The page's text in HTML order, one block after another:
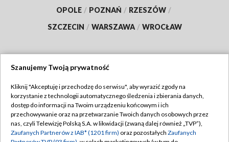
OPOLE / POZNAŃ / RZESZÓW /
SZCZECIN / WARSZAWA / WROCŁAW
TVP
Abonament TVP
Emisja w TVP
Regulamin TVP
Polityka prywatności
Szanujemy Twoją prywatność
Kliknij "Akceptuję i przechodzę do serwisu", aby wyrazić zgody na
korzystanie z technologii automatycznego śledzenia i zbierania danych,
dostęp do informacji na Twoim urządzeniu końcowym i ich
przechowywanie oraz na przetwarzanie Twoich danych osobowych przez
nas, czyli Telewizję Polską S.A. w likwidacji (zwaną dalej również „TVP”),
Zaufanych Partnerów z IAB* (1201 firm) oraz pozostałych Zaufanych